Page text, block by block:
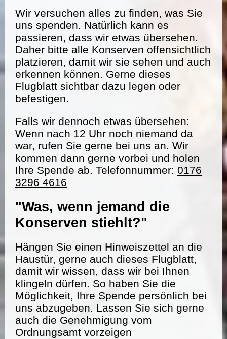
Wir versuchen alles zu finden, was Sie
uns spenden. Natürlich kann es
passieren, dass wir etwas übersehen.
Daher bitte alle Konserven offensichtlich
platzieren, damit wir sie sehen und auch
erkennen können. Gerne dieses
Flugblatt sichtbar dazu legen oder
befestigen.
Falls wir dennoch etwas übersehen:
Wenn nach 12 Uhr noch niemand da
war, rufen Sie gerne bei uns an. Wir
kommen dann gerne vorbei und holen
Ihre Spende ab. Telefonnummer: 0176
3296 4616
"Was, wenn jemand die
Konserven stiehlt?"
Hängen Sie einen Hinweiszettel an die
Haustür, gerne auch dieses Flugblatt,
damit wir wissen, dass wir bei Ihnen
klingeln dürfen. So haben Sie die
Möglichkeit, Ihre Spende persönlich bei
uns abzugeben. Lassen Sie sich gerne
auch die Genehmigung vom
Ordnungsamt vorzeigen